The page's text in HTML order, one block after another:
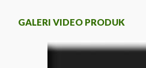
GALERI VIDEO PRODUK